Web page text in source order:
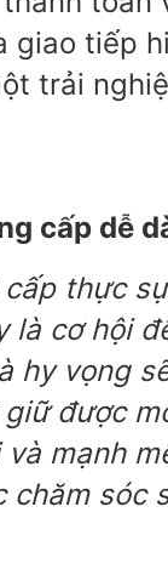
giao tiếp
trải
cấp dễ
thực
cơ hội
hy vọng
được
mạnh
sóc